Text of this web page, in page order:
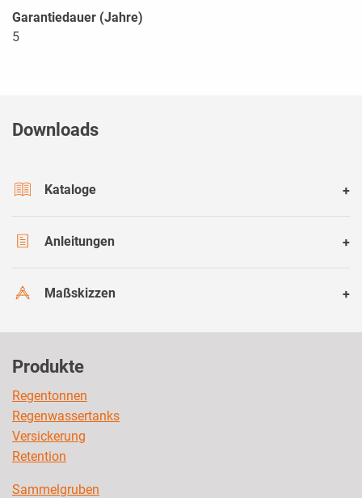
Garantiedauer (Jahre)
5
Downloads
Kataloge
Anleitungen
Maßskizzen
Produkte
Regentonnen
Regenwassertanks
Versickerung
Retention
Sammelgruben